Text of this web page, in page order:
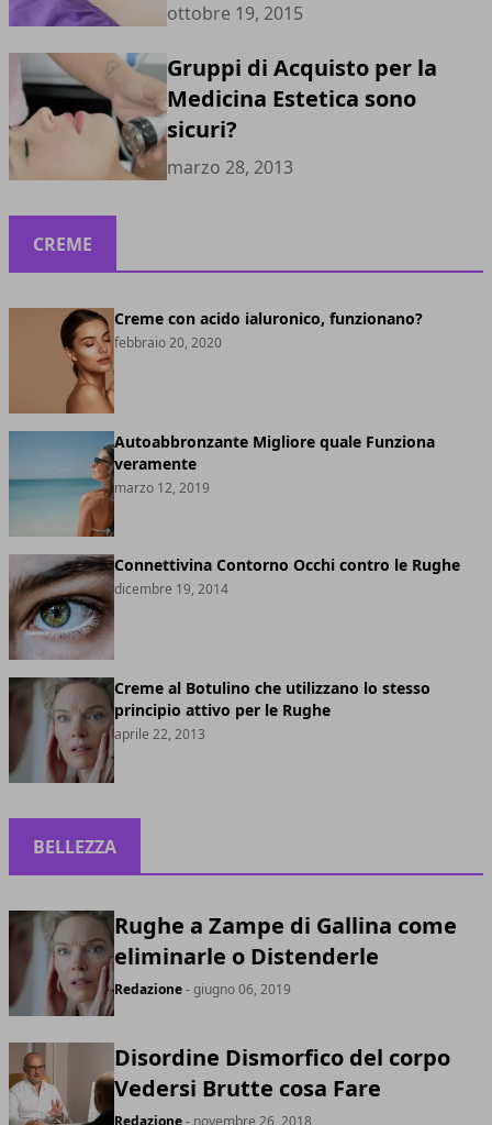
ottobre 19, 2015
Gruppi di Acquisto per la
Medicina Estetica sono
sicuri?
marzo 28, 2013
CREME
Creme con acido ialuronico, funzionano?
febbraio 20, 2020
Autoabbronzante Migliore quale Funziona
veramente
marzo 12, 2019
Connettivina Contorno Occhi contro le Rughe
dicembre 19, 2014
Creme al Botulino che utilizzano lo stesso
principio attivo per le Rughe
aprile 22, 2013
BELLEZZA
Rughe a Zampe di Gallina come
eliminarle o Distenderle
Redazione- giugno 06, 2019
Disordine Dismorfico del corpo
Vedersi Brutte cosa Fare
Redazione- novembre 26, 2018